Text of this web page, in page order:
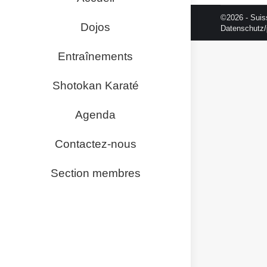
Dojos
Entraînements
Shotokan Karaté
Agenda
Contactez-nous
Section membres
©2026 -